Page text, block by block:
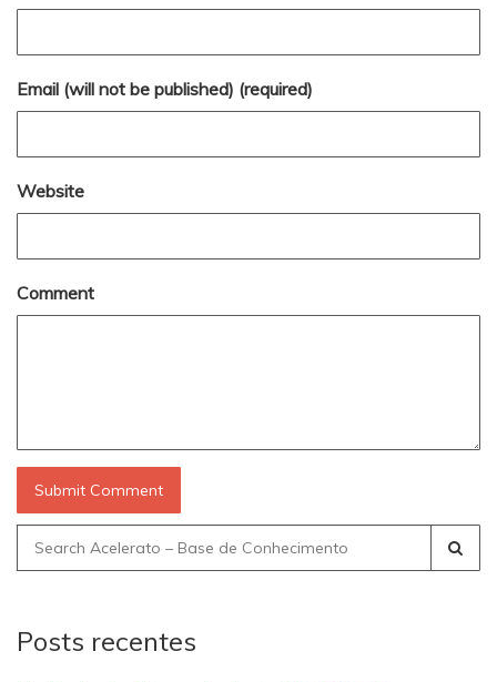
Email (will not be published) (required)
Website
Comment
Search
for:
Posts recentes